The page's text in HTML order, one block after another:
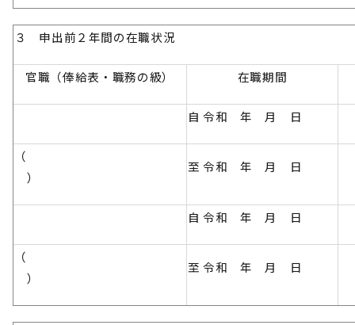
３ 申出前２年間の在職状況
官職（俸給表・職務の級） 在職期間
自 令和 年 月 日
（
）
至 令和 年 月 日
自 令和 年 月 日
（
）
至 令和 年 月 日